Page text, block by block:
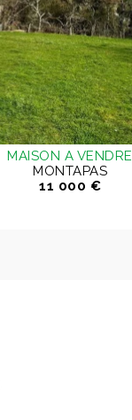
MAISON A VENDRE
MONTAPAS
11 000 €